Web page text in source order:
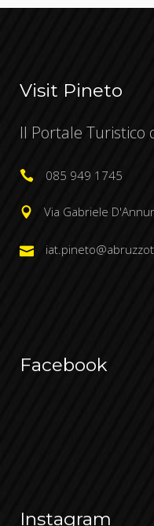
Visit Pineto
Il Portale Turistico
085 949 1745
Via Gabriele
Facebook
Instagram